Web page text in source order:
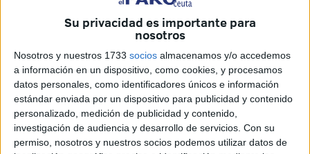
Su privacidad es importante para
nosotros
Nosotros y nuestros 1733 socios almacenamos y/o accedemos
a información en un dispositivo, como cookies, y procesamos
datos personales, como identificadores únicos e información
estándar enviada por un dispositivo para publicidad y contenido
personalizado, medición de publicidad y contenido,
investigación de audiencia y desarrollo de servicios. Con su
permiso, nosotros y nuestros socios podemos utilizar datos de
particular como por entidades.
La Consejería de Gobernación prometió que se
aumentarían los controles para evitar lo que se ha
convertido en una situación infernal pero las retenciones
siguen sucediéndose y a pie de calle la indignación es
absoluta para quien la sufre.
Lasquejasse trasladan a todos los ámbitos: prensa,